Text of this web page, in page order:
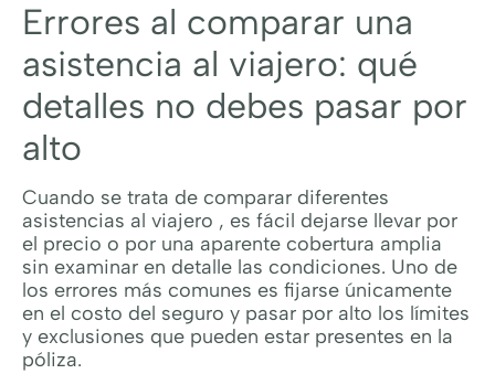
Errores al comparar una
asistencia al viajero: qué
detalles no debes pasar por
alto
Cuando se trata de comparar diferentes
asistencias al viajero , es fácil dejarse llevar por
el precio o por una aparente cobertura amplia
sin examinar en detalle las condiciones. Uno de
los errores más comunes es fijarse únicamente
en el costo del seguro y pasar por alto los límites
y exclusiones que pueden estar presentes en la
póliza.